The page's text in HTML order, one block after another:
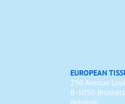
EUROPEAN
250 Avenue
B-1050 Brussels
Belgium